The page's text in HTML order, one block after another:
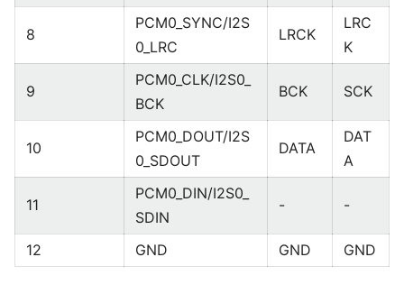
8
PCM0_SYNC/I2S
0_LRC
LRCK
LRC
K
9
PCM0_CLK/I2S0_
BCK
BCK SCK
10
PCM0_DOUT/I2S
0_SDOUT
DATA
DAT
A
11
PCM0_DIN/I2S0_
SDIN
- -
12 GND GND GND